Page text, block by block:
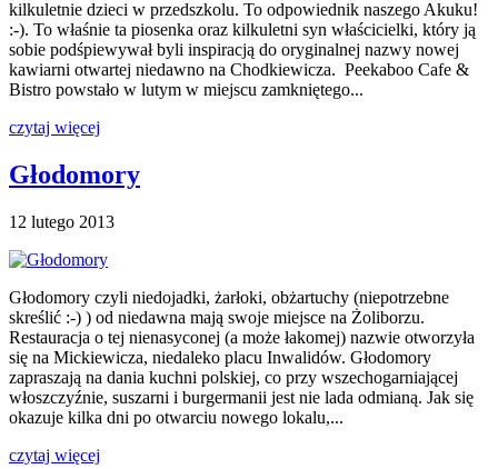
kilkuletnie dzieci w przedszkolu. To odpowiednik naszego Akuku!
:-). To właśnie ta piosenka oraz kilkuletni syn właścicielki, który ją
sobie podśpiewywał byli inspiracją do oryginalnej nazwy nowej
kawiarni otwartej niedawno na Chodkiewicza. Peekaboo Cafe &
Bistro powstało w lutym w miejscu zamkniętego...
czytaj więcej
Głodomory
12 lutego 2013
Głodomory czyli niedojadki, żarłoki, obżartuchy (niepotrzebne
skreślić :-) ) od niedawna mają swoje miejsce na Żoliborzu.
Restauracja o tej nienasyconej (a może łakomej) nazwie otworzyła
się na Mickiewicza, niedaleko placu Inwalidów. Głodomory
zapraszają na dania kuchni polskiej, co przy wszechogarniającej
włoszczyźnie, suszarni i burgermanii jest nie lada odmianą. Jak się
okazuje kilka dni po otwarciu nowego lokalu,...
czytaj więcej